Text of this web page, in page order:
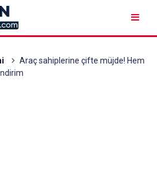
Araç sahiplerine çifte müjde! Hem